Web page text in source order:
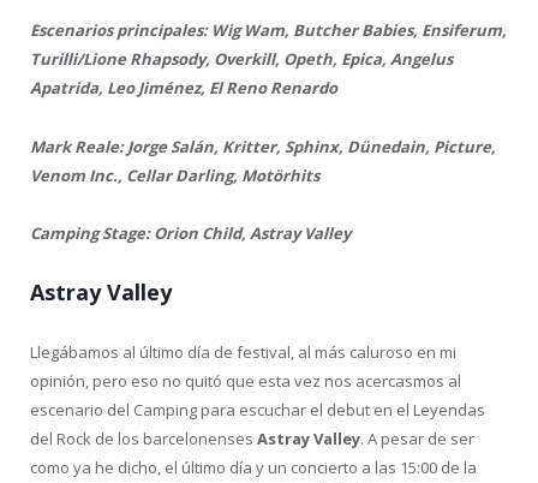
Escenarios principales: Wig Wam, Butcher Babies, Ensiferum,
Turilli/Lione Rhapsody, Overkill, Opeth, Epica, Angelus
Apatrida, Leo Jiménez, El Reno Renardo
Mark Reale: Jorge Salán, Kritter, Sphinx, Dünedain, Picture,
Venom Inc., Cellar Darling, Motörhits
Camping Stage: Orion Child, Astray Valley
Astray Valley
Llegábamos al último día de festival, al más caluroso en mi
opinión, pero eso no quitó que esta vez nos acercasmos al
escenario del Camping para escuchar el debut en el Leyendas
del Rock de los barcelonenses Astray Valley. A pesar de ser
como ya he dicho, el último día y un concierto a las 15:00 de la